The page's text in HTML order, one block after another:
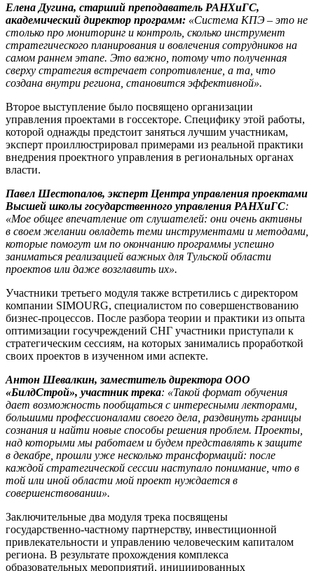
Елена Дугина, старший преподаватель РАНХиГС,
академический директор программ: «Система КПЭ – это не
столько про мониторинг и контроль, сколько инструмент
стратегического планирования и вовлечения сотрудников на
самом раннем этапе. Это важно, потому что полученная
сверху стратегия встречает сопротивление, а та, что
создана внутри региона, становится эффективной».
Второе выступление было посвящено организации
управления проектами в госсекторе. Специфику этой работы,
которой однажды предстоит заняться лучшим участникам,
эксперт проиллюстрировал примерами из реальной практики
внедрения проектного управления в региональных органах
власти.
Павел Шестопалов, эксперт Центра управления проектами
Высшей школы государственного управления РАНХиГС:
«Мое общее впечатление от слушателей: они очень активны
в своем желании овладеть теми инструментами и методами,
которые помогут им по окончанию программы успешно
заниматься реализацией важных для Тульской области
проектов или даже возглавить их».
Участники третьего модуля также встретились с директором
компании SIMOURG, специалистом по совершенствованию
бизнес-процессов. После разбора теории и практики из опыта
оптимизации госучреждений СНГ участники приступали к
стратегическим сессиям, на которых занимались проработкой
своих проектов в изученном ими аспекте.
Антон Шевалкин, заместитель директора ООО
«БилдСтрой», участник трека: «Такой формат обучения
дает возможность пообщаться с интересными лекторами,
большими профессионалами своего дела, раздвинуть границы
сознания и найти новые способы решения проблем. Проекты,
над которыми мы работаем и будем представлять к защите
в декабре, прошли уже несколько трансформаций: после
каждой стратегической сессии наступало понимание, что в
той или иной области мой проект нуждается в
совершенствовании».
Заключительные два модуля трека посвящены
государственно-частному партнерству, инвестиционной
привлекательности и управлению человеческим капиталом
региона. В результате прохождения комплекса
образовательных мероприятий, инициированных